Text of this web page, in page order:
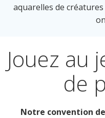
aquarelles de
Jouez au
de
Notre convention